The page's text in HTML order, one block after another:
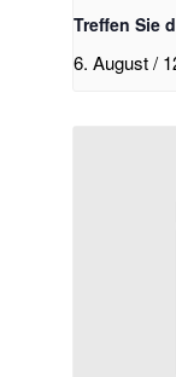
Treffen Sie
6. August /